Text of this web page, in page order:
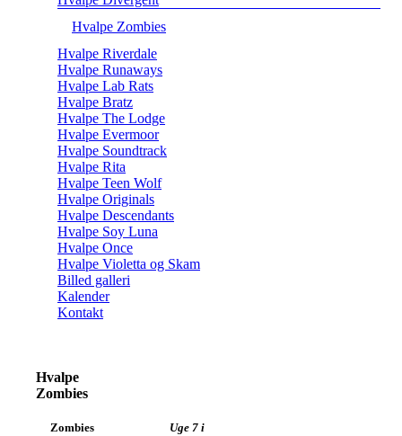
Hvalpe Zombies
Hvalpe Riverdale
Hvalpe Runaways
Hvalpe Lab Rats
Hvalpe Bratz
Hvalpe The Lodge
Hvalpe Evermoor
Hvalpe Soundtrack
Hvalpe Rita
Hvalpe Teen Wolf
Hvalpe Originals
Hvalpe Descendants
Hvalpe Soy Luna
Hvalpe Once
Hvalpe Violetta og Skam
Billed galleri
Kalender
Kontakt
Hvalpe
Zombies
Zombies
Uge 7 i